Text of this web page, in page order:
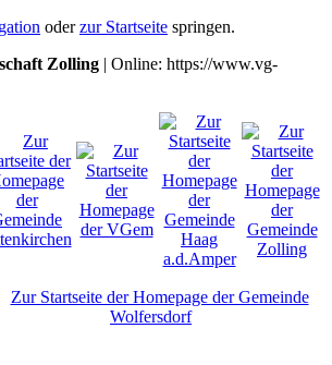
oderzur Startseite springen.
Zolling | Online: https://www.vg-